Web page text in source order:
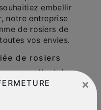
×
embellir
notre entreprise
de rosiers de
vos envies.
de rosiers
permettent de
de variétés de